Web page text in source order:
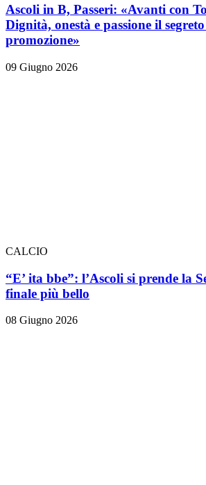
Ascoli in B, Passeri: «Avanti con
Dignità, onestà e passione il
promozione»
09 Giugno 2026
CALCIO
“E’ ita bbe”: l’Ascoli si prende la
finale più bello
08 Giugno 2026